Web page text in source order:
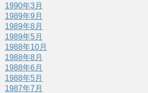
1990年3月
1989年9月
1989年8月
1989年5月
1988年10月
1988年8月
1988年6月
1988年5月
1987年7月